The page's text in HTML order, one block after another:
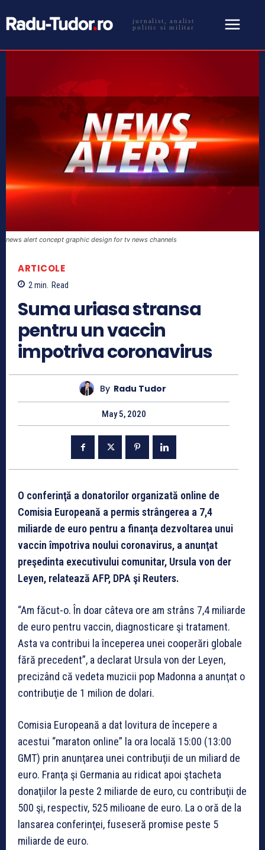
jurnalist, analist
politic si militar
news alert concept graphic design for tv news channels
ARTICOLE
2min. Read
Suma uriasa stransa
pentru un vaccin
impotriva coronavirus
By Radu Tudor
May 5, 2020
O conferinţă a donatorilor organizată online de
Comisia Europeană a permis strângerea a 7,4
miliarde de euro pentru a finanţa dezvoltarea unui
vaccin împotriva noului coronavirus, a anunţat
preşedinta executivului comunitar, Ursula von der
Leyen, relatează AFP, DPA şi Reuters.
“Am făcut-o. În doar câteva ore am strâns 7,4 miliarde
de euro pentru vaccin, diagnosticare şi tratament.
Asta va contribui la începerea unei cooperări globale
fără precedent”, a declarat Ursula von der Leyen,
precizând că vedeta muzicii pop Madonna a anunţat o
contribuţie de 1 milion de dolari.
Comisia Europeană a dat lovitura de începere a
acestui “maraton online” la ora locală 15:00 (13:00
GMT) prin anunţarea unei contribuţii de un miliard de
euro. Franţa şi Germania au ridicat apoi ştacheta
donaţiilor la peste 2 miliarde de euro, cu contribuţii de
500 şi, respectiv, 525 milioane de euro. La o oră de la
lansarea conferinţei, fuseseră promise peste 5
miliarde de euro.